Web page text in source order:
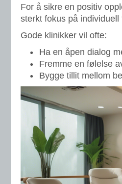
For å sikre en positiv
sterkt fokus på
Gode klinikker vil ofte:
Ha en åpen dialog
Fremme en følelse
Bygge tillit mellom